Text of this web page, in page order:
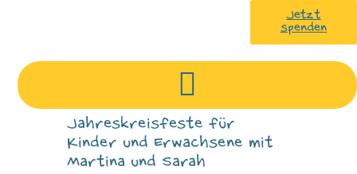
Jetzt
spenden
Jahreskreisfeste für
Kinder und Erwachsene mit
Martina und Sarah